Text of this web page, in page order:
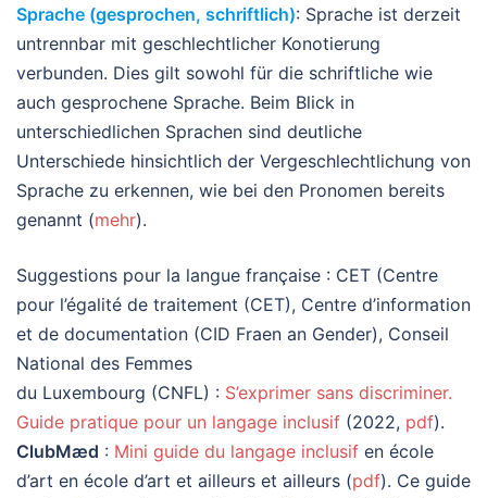
Sprache (gesprochen, schriftlich): Sprache ist derzeit
untrennbar mit geschlechtlicher Konotierung
verbunden. Dies gilt sowohl für die schriftliche wie
auch gesprochene Sprache. Beim Blick in
unterschiedlichen Sprachen sind deutliche
Unterschiede hinsichtlich der Vergeschlechtlichung von
Sprache zu erkennen, wie bei den Pronomen bereits
genannt (mehr).
Suggestions pour la langue française : CET (Centre
pour l’égalité de traitement (CET), Centre d’information
et de documentation (CID Fraen an Gender), Conseil
National des Femmes
du Luxembourg (CNFL) : S’exprimer sans discriminer.
Guide pratique pour un langage inclusif (2022, pdf).
ClubMæd : Mini guide du langage inclusif en école
d’art en école d’art et ailleurs et ailleurs (pdf). Ce guide